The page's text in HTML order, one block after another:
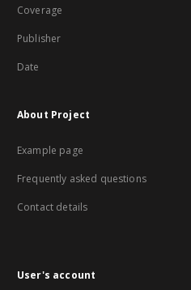
Coverage
Publisher
Date
About Project
Example page
Frequently asked questions
Contact details
User's account